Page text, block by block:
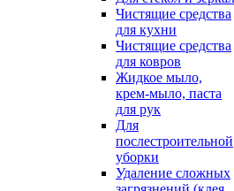
Чистящие средства
для кухни
Чистящие средства
для ковров
Жидкое мыло,
крем-мыло, паста
для рук
Для
послестроительной
уборки
Удаление сложных